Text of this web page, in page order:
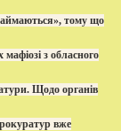
тому що
з обласного
Щодо органів
вже